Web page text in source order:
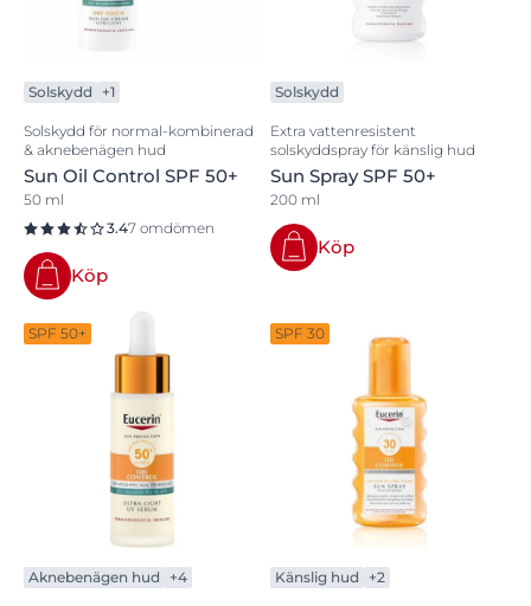
Solskydd +1
Solskydd för normal-kombinerad
& aknebenägen hud
Sun Oil Control SPF 50+
50 ml
3.47 omdömen
Köp
Solskydd
Extra vattenresistent
solskyddspray för känslig hud
Sun Spray SPF 50+
200 ml
Köp
SPF 50+
Aknebenägen hud +4
SPF 30
Känslig hud +2